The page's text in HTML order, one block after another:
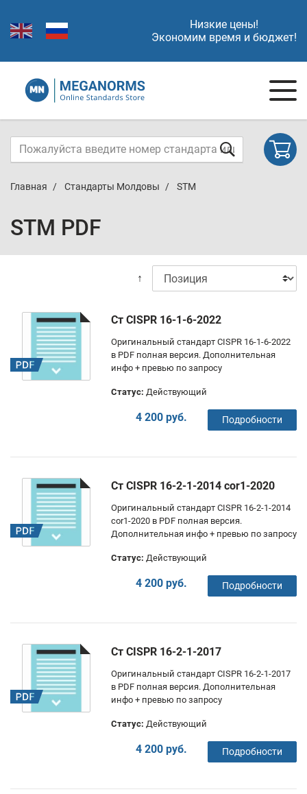
Низкие цены!
Экономим время и бюджет!
Главная Стандарты Молдовы STM
STM PDF
↑
Ст CISPR 16-1-6-2022
Оригинальный стандарт CISPR 16-1-6-2022
в PDF полная версия. Дополнительная
инфо + превью по запросу
Статус: Действующий
4 200 руб. Подробности
Ст CISPR 16-2-1-2014 cor1-2020
Оригинальный стандарт CISPR 16-2-1-2014
cor1-2020 в PDF полная версия.
Дополнительная инфо + превью по запросу
Статус: Действующий
4 200 руб. Подробности
Ст CISPR 16-2-1-2017
Оригинальный стандарт CISPR 16-2-1-2017
в PDF полная версия. Дополнительная
инфо + превью по запросу
Статус: Действующий
4 200 руб. Подробности